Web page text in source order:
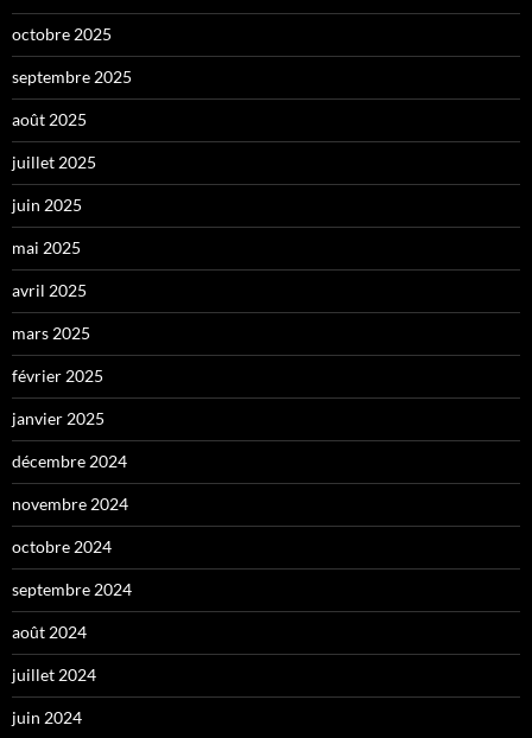
octobre 2025
septembre 2025
août 2025
juillet 2025
juin 2025
mai 2025
avril 2025
mars 2025
février 2025
janvier 2025
décembre 2024
novembre 2024
octobre 2024
septembre 2024
août 2024
juillet 2024
juin 2024